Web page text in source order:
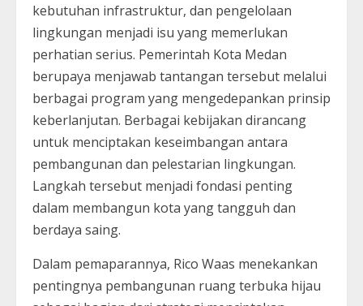
kebutuhan infrastruktur, dan pengelolaan
lingkungan menjadi isu yang memerlukan
perhatian serius. Pemerintah Kota Medan
berupaya menjawab tantangan tersebut melalui
berbagai program yang mengedepankan prinsip
keberlanjutan. Berbagai kebijakan dirancang
untuk menciptakan keseimbangan antara
pembangunan dan pelestarian lingkungan.
Langkah tersebut menjadi fondasi penting
dalam membangun kota yang tangguh dan
berdaya saing.
Dalam pemaparannya, Rico Waas menekankan
pentingnya pembangunan ruang terbuka hijau